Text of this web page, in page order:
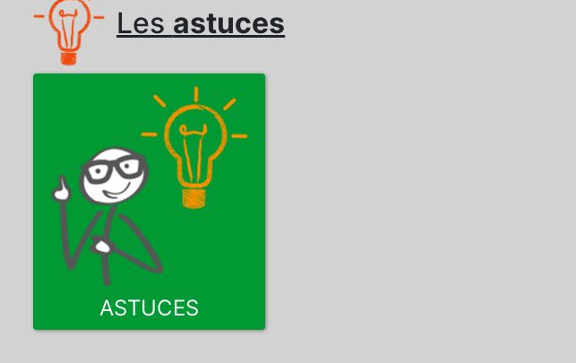
Les astuces
ASTUCES